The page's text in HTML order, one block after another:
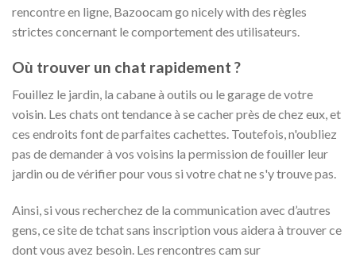
rencontre en ligne, Bazoocam go nicely with des règles
strictes concernant le comportement des utilisateurs.
Où trouver un chat rapidement ?
Fouillez le jardin, la cabane à outils ou le garage de votre
voisin. Les chats ont tendance à se cacher près de chez eux, et
ces endroits font de parfaites cachettes. Toutefois, n'oubliez
pas de demander à vos voisins la permission de fouiller leur
jardin ou de vérifier pour vous si votre chat ne s'y trouve pas.
Ainsi, si vous recherchez de la communication avec d’autres
gens, ce site de tchat sans inscription vous aidera à trouver ce
dont vous avez besoin. Les rencontres cam sur